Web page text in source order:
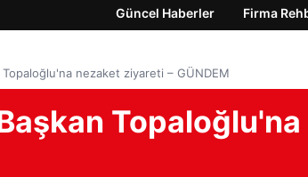
Güncel Haberler Firma
nezaket ziyareti – GÜNDEM